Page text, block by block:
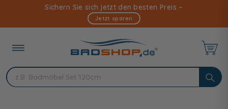
Inhalt
Sichern Sie sich jetzt den besten Preis –
Jetzt sparen